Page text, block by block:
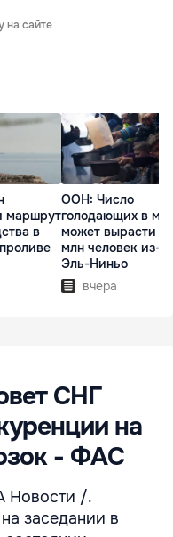
на сайте
маршрут
в
ООН: Число
голодающих в
может вырасти
млн человек из-за
Эль-Ниньо
вчера
СНГ
на
- ФАС
Новости /.
заседании в